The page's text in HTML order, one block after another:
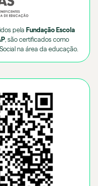
pela Fundação Escola
, são certificados como
na área da educação.